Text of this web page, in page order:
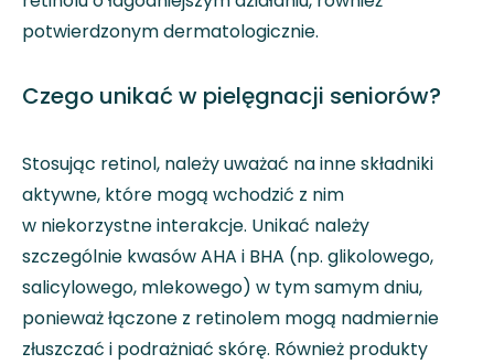
potwierdzonym dermatologicznie.
Czego unikać w pielęgnacji seniorów?
Stosując retinol, należy uważać na inne składniki
aktywne, które mogą wchodzić z nim
w niekorzystne interakcje. Unikać należy
szczególnie kwasów AHA i BHA (np. glikolowego,
salicylowego, mlekowego) w tym samym dniu,
ponieważ łączone z retinolem mogą nadmiernie
złuszczać i podrażniać skórę. Również produkty